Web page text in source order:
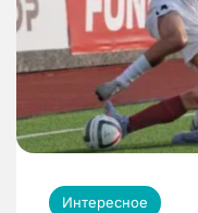
Интересное